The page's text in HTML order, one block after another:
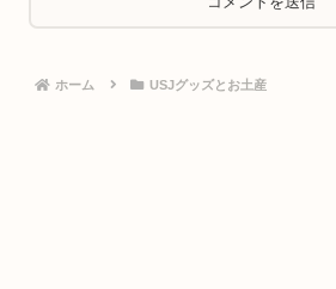
ホーム USJグッズとお土産